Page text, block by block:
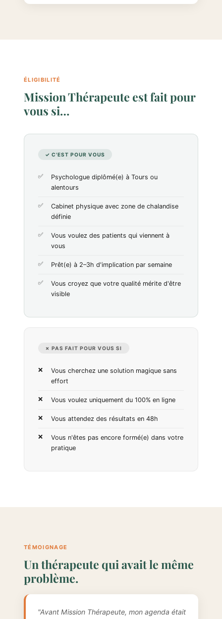
ÉLIGIBILITÉ
Mission Thérapeute est fait pour
vous si…
✓ C'EST POUR VOUS
Psychologue diplômé(e) à Tours ou
alentours
Cabinet physique avec zone de chalandise
définie
Vous voulez des patients qui viennent à
vous
Prêt(e) à 2–3h d'implication par semaine
Vous croyez que votre qualité mérite d'être
visible
✗ PAS FAIT POUR VOUS SI
Vous cherchez une solution magique sans
effort
Vous voulez uniquement du 100% en ligne
Vous attendez des résultats en 48h
Vous n'êtes pas encore formé(e) dans votre
pratique
TÉMOIGNAGE
Un thérapeute qui avait le même
problème.
"Avant Mission Thérapeute, mon agenda était